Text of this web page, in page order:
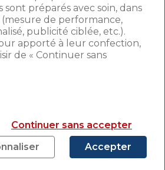
était la destination
investisseurs
devant les
ou encore les Italiens .
d’ailleurs augmenté de
Shutterstock.
le Brexit et l’immobilier
sont préparés avec soin, dans
(mesure de performance,
publicité ciblée, etc.).
apporté à leur confection,
de « Continuer sans
Continuer sans accepter
Accepter